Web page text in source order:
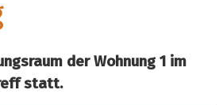
der Wohnung 1 im
statt.